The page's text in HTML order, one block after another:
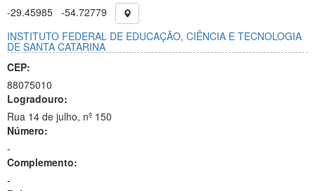
-29.45985 -54.72779
INSTITUTO FEDERAL DE EDUCAÇÃO, CIÊNCIA E TECNOLOGIA
DE SANTA CATARINA
CEP:
88075010
Logradouro:
Rua 14 de julho, nº 150
Número:
-
Complemento:
-